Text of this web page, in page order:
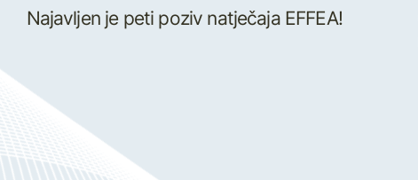
Najavljen je peti poziv natječaja EFFEA!